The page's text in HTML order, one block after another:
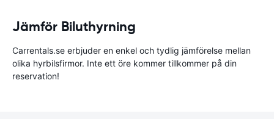
Jämför Biluthyrning
Carrentals.se erbjuder en enkel och tydlig jämförelse mellan
olika hyrbilsfirmor. Inte ett öre kommer tillkommer på din
reservation!